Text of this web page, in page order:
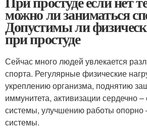
можно ли заниматься
Допустимы ли
при простуде
Сейчас много людей увлекается
спорта. Регулярные физические
укреплению организма, поднятию
иммунитета, активизации сердечно –
системы, улучшению работы опорно
системы.